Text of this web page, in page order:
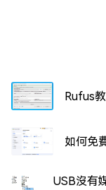
Rufus
如何免
USB沒有